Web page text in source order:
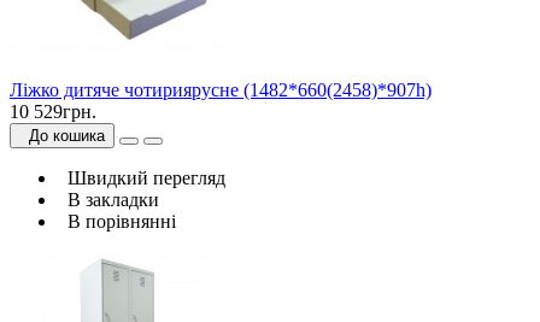
Ліжко дитяче чотириярусне (1482*660(2458)*907h)
10 529грн.
До кошика
Швидкий перегляд
В закладки
В порівнянні